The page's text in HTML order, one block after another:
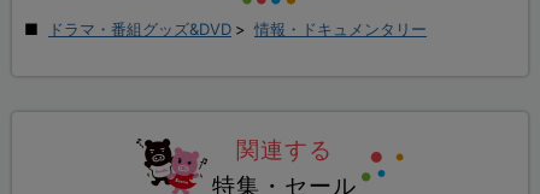
ドラマ・番組グッズ&DVD > 情報・ドキュメンタリー
関連する
特集・セール